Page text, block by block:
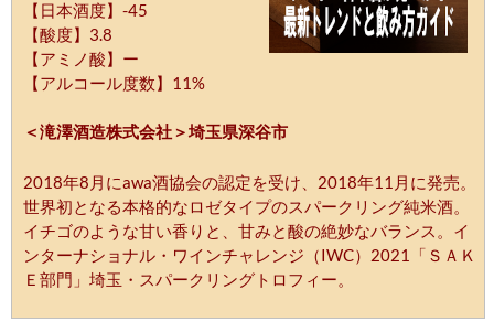
【日本酒度】-45
【酸度】3.8
【アミノ酸】ー
【アルコール度数】11%
＜滝澤酒造株式会社＞埼玉県深谷市
2018年8月にawa酒協会の認定を受け、2018年11月に発売。
世界初となる本格的なロゼタイプのスパークリング純米酒。
イチゴのような甘い香りと、甘みと酸の絶妙なバランス。イ
ンターナショナル・ワインチャレンジ（IWC）2021「ＳＡＫ
Ｅ部門」埼玉・スパークリングトロフィー。